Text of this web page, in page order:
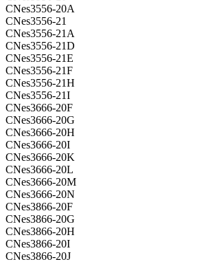
CNes3556-20A
CNes3556-21
CNes3556-21A
CNes3556-21D
CNes3556-21E
CNes3556-21F
CNes3556-21H
CNes3556-21I
CNes3666-20F
CNes3666-20G
CNes3666-20H
CNes3666-20I
CNes3666-20K
CNes3666-20L
CNes3666-20M
CNes3666-20N
CNes3866-20F
CNes3866-20G
CNes3866-20H
CNes3866-20I
CNes3866-20J